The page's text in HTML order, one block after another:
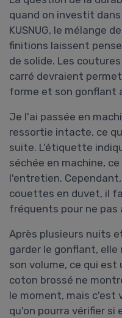
quand on investit
KUSNUG, le mélange
finitions laissent
de solide. Les
carré devraient
forme et son gonflant
Je l'ai passée en
ressortie intacte, ce
suite. L'étiquette
séchée en machine,
l'entretien.
couettes en duvet, il
fréquents pour ne pas
Après plusieurs nuits
garder le gonflant,
son volume, ce qui est
coton brossé ne
le moment, mais c'est
qu'on pourra vérifier si